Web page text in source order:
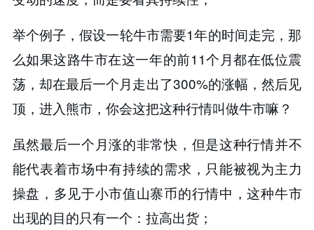
举个例子，假设一轮牛市需要1年的时间走完，那
么如果这路牛市在这一年的前11个月都在低位震
荡，却在最后一个月走出了300%的涨幅，然后见
顶，进入熊市，你会这把这种行情叫做牛市嘛？
虽然最后一个月涨的非常快，但是这种行情并不
能代表着市场中有持续的需求，只能被视为主力
操盘，多见于小市值山寨币的行情中，这种牛市
出现的目的只有一个：拉高出货；